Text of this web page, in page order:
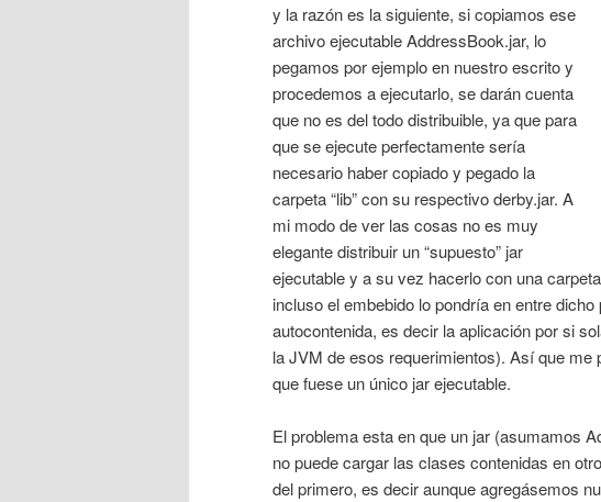
y la razón es la siguiente, si copiamos ese
archivo ejecutable AddressBook.jar, lo
pegamos por ejemplo en nuestro escrito y
procedemos a ejecutarlo, se darán cuenta
que no es del todo distribuible, ya que para
que se ejecute perfectamente sería
necesario haber copiado y pegado la
carpeta “lib” con su respectivo derby.jar. A
mi modo de ver las cosas no es muy
elegante distribuir un “supuesto” jar
ejecutable y a su vez hacerlo con una
incluso el embebido lo pondría en entre
autocontenida, es decir la aplicación por si
la JVM de esos requerimientos). Así que
que fuese un único jar ejecutable.
El problema esta en que un jar (asumamos
no puede cargar las clases contenidas en
del primero, es decir aunque agregásemos